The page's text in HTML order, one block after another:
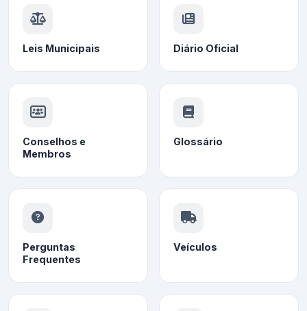
Leis Municipais Diário Oficial
Conselhos e
Membros
Glossário
Perguntas
Frequentes
Veículos